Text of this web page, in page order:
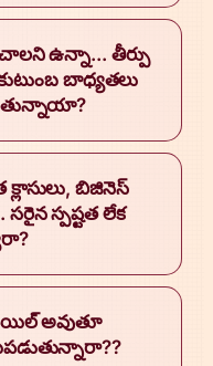
ఉన్నా... తీర్పు
బాధ్యతలు
బిజినెస్
స్పష్టత లేక
అవుతూ